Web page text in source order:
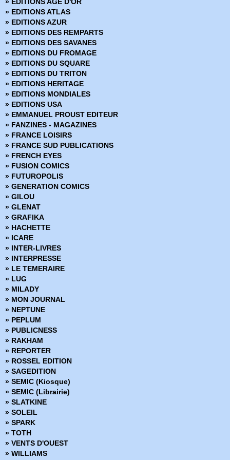
» BPRD - Un Mal bien connu
» BPRD Origines
» Brit
» BRZRKR
» BRZRKR - Bloodlines
» BuzzKill
Cages
» Canary
» Captain Ginger
» Changing Ways
» Charlie Adlard - Art Book
» Château l'attente
» Chimichanga
» Choker
» Chroniques de Corum
» Chroniques de Groom Lake
» Cinder & Ashe
» ClaSSwar
» Clear
» Clone
» Clones
» Clyde fans
» Codeflesh
» Collection Outsider
» Corps de pierre
» Cosmic detective
» Créatures sacrées
» Criminal
» Damn Them All
» Damned
» Dans la nuit noire
» Dark Ride
» Darkness
» Dead Body Road
» Dead inside
» Death Sentence
» Démons
» Density
» Derniers tests avant l'apocalypse
» Des loups dans les murs
» Desperados
» Docteur Wertham
» Down
» Dracula
» Dropsie Avenue
» EDITIONS ATLAS
» EDITIONS AZUR
» EDITIONS DES REMPARTS
» EDITIONS DES SAVANES
» EDITIONS DU FROMAGE
» EDITIONS DU SQUARE
» EDITIONS DU TRITON
» EDITIONS HERITAGE
» EDITIONS MONDIALES
» EDITIONS USA
» EMMANUEL PROUST EDITEUR
» FANZINES - MAGAZINES
» FRANCE LOISIRS
» FRANCE SUD PUBLICATIONS
» FRENCH EYES
» FUSION COMICS
» FUTUROPOLIS
» GENERATION COMICS
» GILOU
» GLENAT
» GRAFIKA
» HACHETTE
» ICARE
» INTER-LIVRES
» INTERPRESSE
» LE TEMERAIRE
» LUG
» MILADY
» MON JOURNAL
» NEPTUNE
» PEPLUM
» PUBLICNESS
» RAKHAM
» REPORTER
» ROSSEL EDITION
» SAGEDITION
» SEMIC (Kiosque)
» SEMIC (Librairie)
» SLATKINE
» SOLEIL
» SPARK
» TOTH
» VENTS D'OUEST
» WILLIAMS